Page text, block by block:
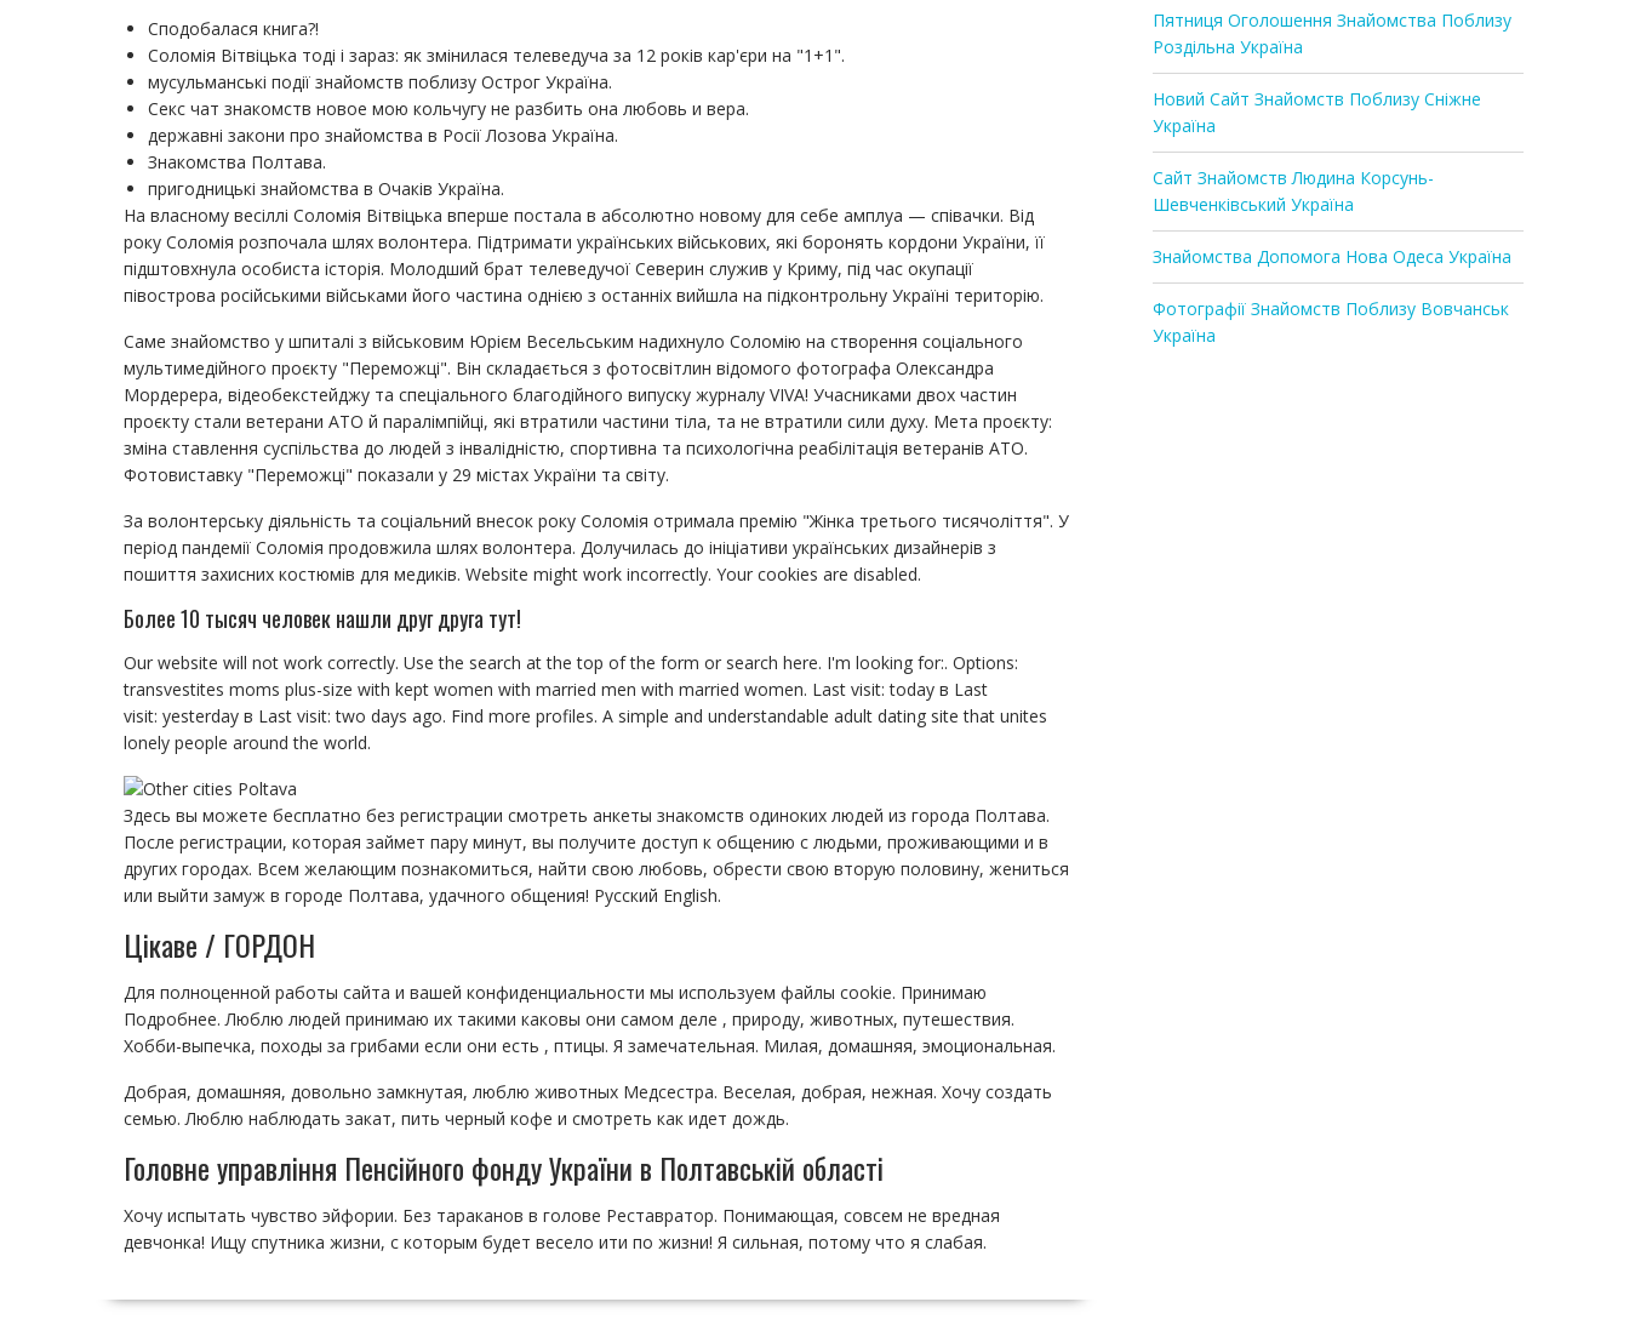
Сподобалася книга?!
Соломія Вітвіцька тоді і зараз: як змінилася телеведуча за 12 років кар'єри на "1+1".
мусульманські події знайомств поблизу Острог Україна.
Секс чат знакомств новое мою кольчугу не разбить она любовь и вера.
державні закони про знайомства в Росії Лозова Україна.
Знакомства Полтава.
пригодницькі знайомства в Очаків Україна.
На власному весіллі Соломія Вітвіцька вперше постала в абсолютно новому для себе амплуа — співачки. Від
року Соломія розпочала шлях волонтера. Підтримати українських військових, які боронять кордони України, її
підштовхнула особиста історія. Молодший брат телеведучої Северин служив у Криму, під час окупації
півострова російськими військами його частина однією з останніх вийшла на підконтрольну Україні територію.
Саме знайомство у шпиталі з військовим Юрієм Весельським надихнуло Соломію на створення соціального
мультимедійного проєкту "Переможці". Він складається з фотосвітлин відомого фотографа Олександра
Мордерера, відеобекстейджу та спеціального благодійного випуску журналу VIVA! Учасниками двох частин
проєкту стали ветерани АТО й паралімпійці, які втратили частини тіла, та не втратили сили духу. Мета проєкту:
зміна ставлення суспільства до людей з інвалідністю, спортивна та психологічна реабілітація ветеранів АТО.
Фотовиставку "Переможці" показали у 29 містах України та світу.
За волонтерську діяльність та соціальний внесок року Соломія отримала премію "Жінка третього тисячоліття". У
період пандемії Соломія продовжила шлях волонтера. Долучилась до ініціативи українських дизайнерів з
пошиття захисних костюмів для медиків. Website might work incorrectly. Your cookies are disabled.
Более 10 тысяч человек нашли друг друга тут!
Our website will not work correctly. Use the search at the top of the form or search here. I'm looking for:. Options:
transvestites moms plus-size with kept women with married men with married women. Last visit: today в Last
visit: yesterday в Last visit: two days ago. Find more profiles. A simple and understandable adult dating site that unites
lonely people around the world.
Здесь вы можете бесплатно без регистрации смотреть анкеты знакомств одиноких людей из города Полтава.
После регистрации, которая займет пару минут, вы получите доступ к общению с людьми, проживающими и в
других городах. Всем желающим познакомиться, найти свою любовь, обрести свою вторую половину, жениться
или выйти замуж в городе Полтава, удачного общения! Русский English.
Цікаве / ГОРДОН
Для полноценной работы сайта и вашей конфиденциальности мы используем файлы cookie. Принимаю
Подробнее. Люблю людей принимаю их такими каковы они самом деле , природу, животных, путешествия.
Хобби-выпечка, походы за грибами если они есть , птицы. Я замечательная. Милая, домашняя, эмоциональная.
Добрая, домашняя, довольно замкнутая, люблю животных Медсестра. Веселая, добрая, нежная. Хочу создать
семью. Люблю наблюдать закат, пить черный кофе и смотреть как идет дождь.
Головне управління Пенсійного фонду України в Полтавській області
Хочу испытать чувство эйфории. Без тараканов в голове Реставратор. Понимающая, совсем не вредная
девчонка! Ищу спутника жизни, с которым будет весело ити по жизни! Я сильная, потому что я слабая.
Пятниця Оголошення Знайомства Поблизу
Роздільна Україна
Новий Сайт Знайомств Поблизу Сніжне
Україна
Сайт Знайомств Людина Корсунь-
Шевченківський Україна
Знайомства Допомога Нова Одеса Україна
Фотографії Знайомств Поблизу Вовчанськ
Україна